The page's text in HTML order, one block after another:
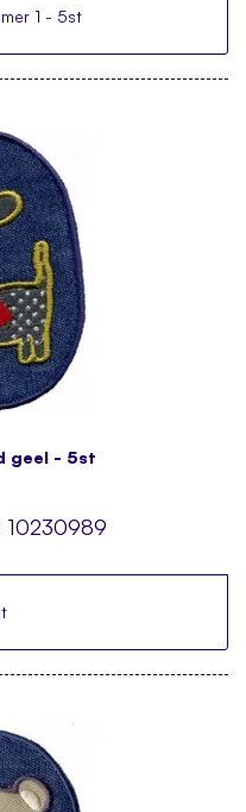
1 - 5st
geel - 5st
10230989